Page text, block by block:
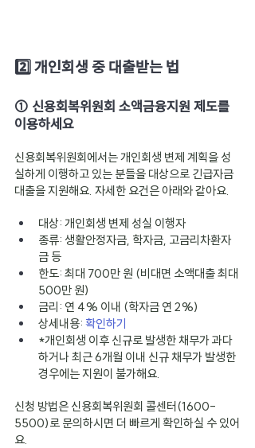
2️⃣ 개인회생 중 대출받는 법
① 신용회복위원회 소액금융지원 제도를
이용하세요
신용회복위원회에서는 개인회생 변제 계획을 성
실하게 이행하고 있는 분들을 대상으로 긴급자금
대출을 지원해요. 자세한 요건은 아래와 같아요.
대상: 개인회생 변제 성실 이행자
종류: 생활안정자금, 학자금, 고금리차환자
금 등
한도: 최대 700만 원 (비대면 소액대출 최대
500만 원)
금리: 연 4% 이내 (학자금 연 2%)
상세내용: 확인하기
*개인회생 이후 신규로 발생한 채무가 과다
하거나 최근 6개월 이내 신규 채무가 발생한
경우에는 지원이 불가해요.
신청 방법은 신용회복위원회 콜센터(1600-
5500)로 문의하시면 더 빠르게 확인하실 수 있어
요.